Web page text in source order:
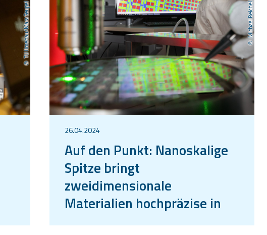
TU Ilmenau/Mara Seupel Michael Reichel
26.04.2024
Auf den Punkt: Nanoskalige
Spitze bringt
zweidimensionale
Materialien hochpräzise in
Form